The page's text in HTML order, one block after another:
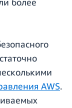
AWS.